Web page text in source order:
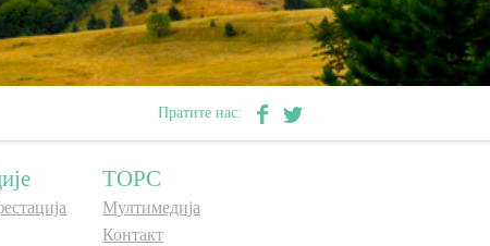
Пратите нас:
ТОРС
Мултимедија
Контакт